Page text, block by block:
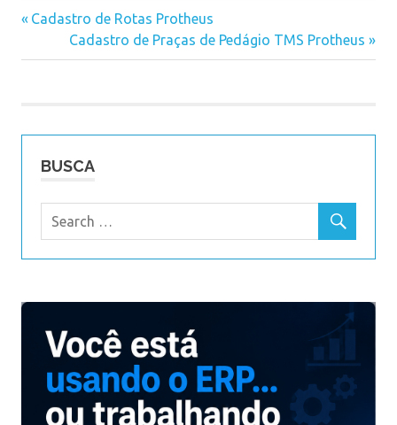
Navegação
Previous
Cadastro de Rotas Protheus
Next
Post:
Cadastro de Praças de Pedágio TMS Protheus
BUSCA